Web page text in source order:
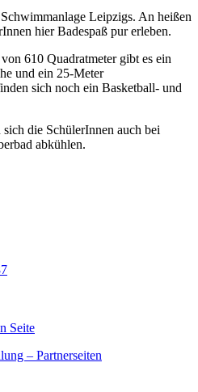
Leipzigs. An heißen
hier Badespaß pur erleben.
610 Quadratmeter gibt es ein
und ein 25-Meter
sich noch ein Basketball- und
die SchülerInnen auch bei
abkühlen.
Seite
– Partnerseiten